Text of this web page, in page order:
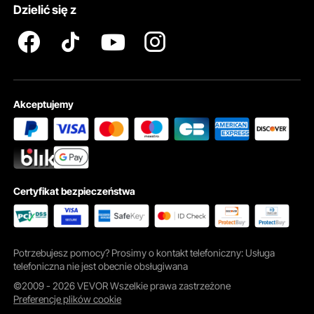
Pokój zabaw
Dzielić się z
Akceptujemy
Certyfikat bezpieczeństwa
Potrzebujesz pomocy? Prosimy o kontakt telefoniczny: Usługa
telefoniczna nie jest obecnie obsługiwana
©2009 - 2026 VEVOR Wszelkie prawa zastrzeżone
Preferencje plików cookie